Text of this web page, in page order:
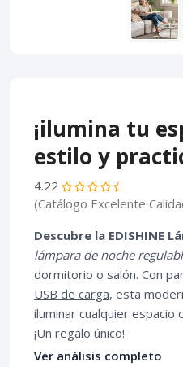
¡ilumina tu
estilo y
4.22
(Catálogo Excelente
Descubre la EDISHINE
lámpara de noche
dormitorio o salón. Con
USB de carga, esta
iluminar cualquier espacio
¡Un regalo único!
Ver análisis completo